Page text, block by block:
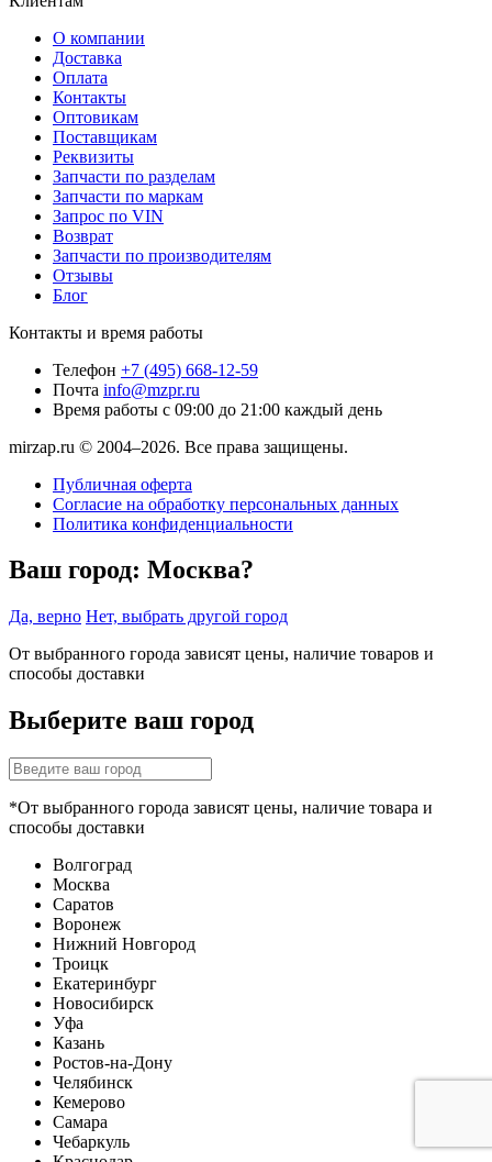
О компании
Доставка
Оплата
Контакты
Оптовикам
Поставщикам
Реквизиты
Запчасти по разделам
Запчасти по маркам
Запрос по VIN
Возврат
Запчасти по производителям
Отзывы
Блог
Контакты и время работы
Телефон +7 (495) 668-12-59
Почта info@mzpr.ru
Время работы с 09:00 до 21:00 каждый день
mirzap.ru © 2004–2026. Все права защищены.
Публичная оферта
Согласие на обработку персональных данных
Политика конфиденциальности
Ваш город: Москва?
Да, верно Нет, выбрать другой город
От выбранного города зависят цены, наличие товаров и
способы доставки
Выберите ваш город
*От выбранного города зависят цены, наличие товара и
способы доставки
Волгоград
Москва
Саратов
Воронеж
Нижний Новгород
Троицк
Екатеринбург
Новосибирск
Уфа
Казань
Ростов-на-Дону
Челябинск
Кемерово
Самара
Чебаркуль